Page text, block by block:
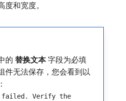
度和宽度。
的​ 替换文本​字段为必填
件无法保存，您会看到以
failed. Verify the